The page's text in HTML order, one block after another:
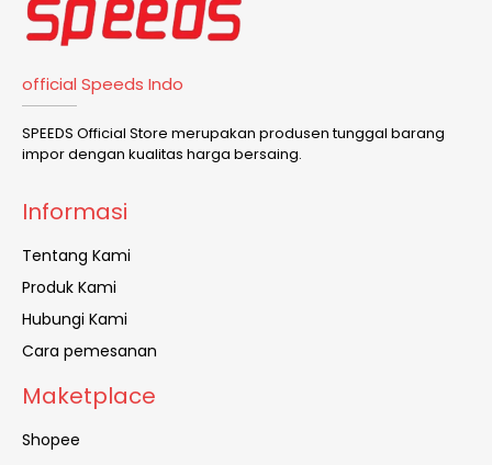
official Speeds Indo
SPEEDS Official Store merupakan produsen tunggal barang
impor dengan kualitas harga bersaing.
Informasi
Tentang Kami
Produk Kami
Hubungi Kami
Cara pemesanan
Maketplace
Shopee